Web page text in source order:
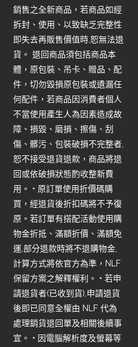
銷售之全新商品，若商品如經
拆封、使用、以致缺乏完整性
即失去再販售價值時,恕無法退
貨。 退回商品須包括商品本
體，原包裝、吊卡、贈品、配
件，切勿毀損原包裝或遺漏任
何配件，若商品因消費者個人
不當使用產生人為因素造成故
障、損毀、磨損、擦傷、刮
傷、髒污、包裝破損不完整者,
恕不接受退貨退款，商品將退
回或依破損狀態酌收整新費
用。 • 原訂單使用折價碼購
買，經退貨後折扣碼將不予復
原。若訂單有搭配活動使用購
物金折抵、滿額折價、滿額免
運,部分退款時將不退購物金,
計算方式將依官方為準，NLF
保留方案之解釋權利。 • 若申
請退貨者(已收到貨),申請退貨
後即已同意全權由 NLF 代為
處理銷貨退回單及相關後續事
宜。 • 因電腦解析度及螢幕等